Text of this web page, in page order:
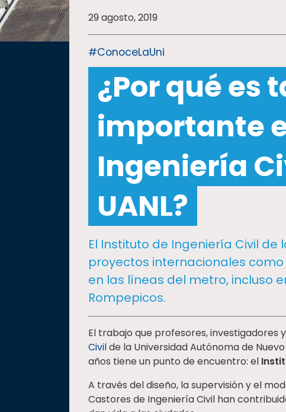
Oferta
educativa
Internacionalización
29 agosto, 2019
#ConoceLaUni
¿Por qué es
importante
Ingeniería
UANL?
El Instituto de Ingeniería Civil de
proyectos internacionales
en las líneas del metro, incluso
Rompepicos.
El trabajo que profesores, investigadores
Civilde la Universidad Autónoma de
años tiene un punto de encuentro: el
A través del diseño, la supervisión y el
Castores de Ingeniería Civil han